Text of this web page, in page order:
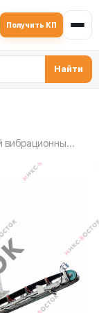
Получить КП
Найти
Модульный вибрационный грохот SDMIX EKS1233